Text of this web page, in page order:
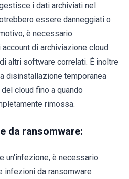
i dati archiviati nel
essere danneggiati o
è necessario
di archiviazione cloud
altri software correlati. È inoltre
disinstallazione temporanea
cloud fino a quando
rimossa.
da ransomware:
un'infezione, è necessario
infezioni da ransomware